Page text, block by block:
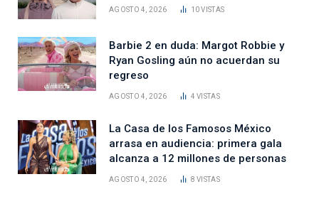
AGOSTO 4, 2026 10VISTAS
Barbie 2 en duda: Margot Robbie y
Ryan Gosling aún no acuerdan su
regreso
AGOSTO 4, 2026 4VISTAS
La Casa de los Famosos México
arrasa en audiencia: primera gala
alcanza a 12 millones de personas
AGOSTO 4, 2026 8VISTAS